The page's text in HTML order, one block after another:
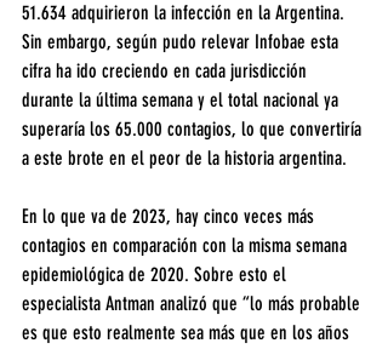
51.634 adquirieron la infección en la Argentina.
Sin embargo, según pudo relevar Infobae esta
cifra ha ido creciendo en cada jurisdicción
durante la última semana y el total nacional ya
superaría los 65.000 contagios, lo que convertiría
a este brote en el peor de la historia argentina.
En lo que va de 2023, hay cinco veces más
contagios en comparación con la misma semana
epidemiológica de 2020. Sobre esto el
especialista Antman analizó que “lo más probable
es que esto realmente sea más que en los años